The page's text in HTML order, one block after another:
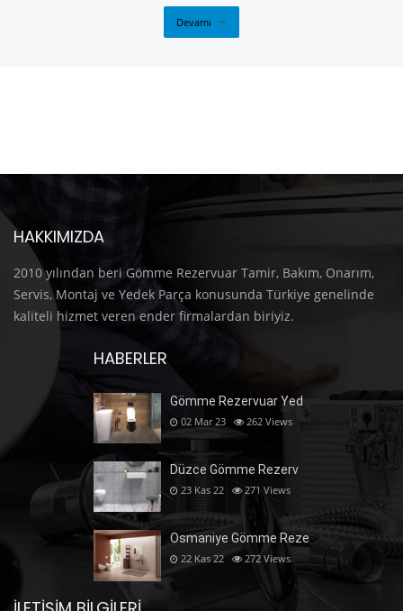
Devamı
HAKKIMIZDA
2010 yılından beri Gömme Rezervuar Tamir, Bakım, Onarım,
Servis, Montaj ve Yedek Parça konusunda Türkiye genelinde
kaliteli hizmet veren ender firmalardan biriyiz.
HABERLER
Gömme Rezervuar Yed
02 Mar 23 262 Views
Düzce Gömme Rezerv
23 Kas 22 271 Views
Osmaniye Gömme Reze
22 Kas 22 272 Views